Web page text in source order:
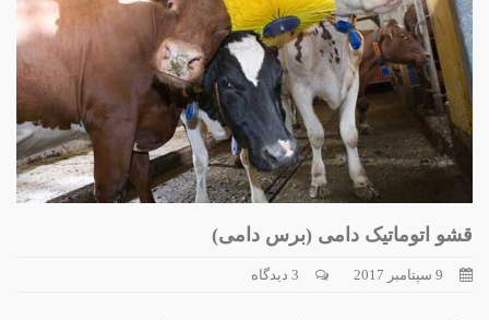
قشو اتوماتیک دامی (برس دامی)
9 سپتامبر 2017 3 دیدگاه